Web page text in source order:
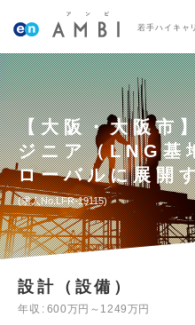
若手ハイキャ
【大阪・大阪市
ジニア（LNG基
ローバルに展開
求人No.LFR-19115
設計（設備）
年収
600万円～1249万円